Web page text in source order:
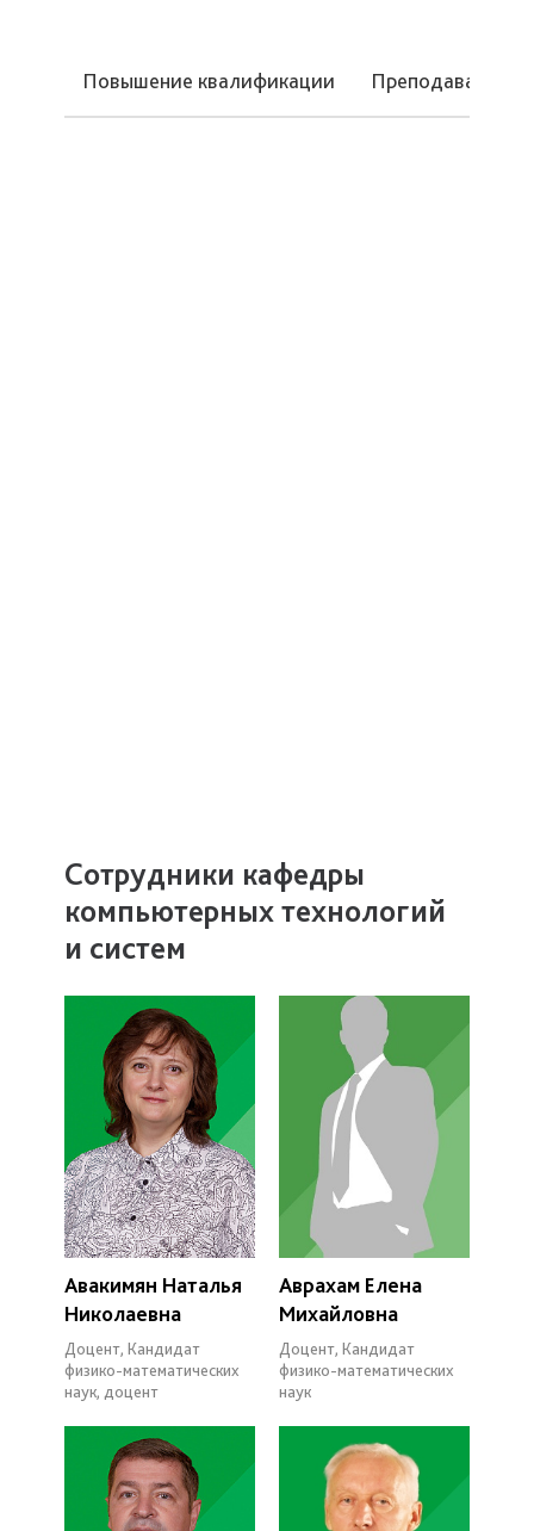
Повышение квалификации Преподаваемые
Сотрудники кафедры
компьютерных технологий
и систем
Авакимян Наталья
Николаевна
Доцент, Кандидат
физико-математических
наук, доцент
Аврахам Елена
Михайловна
Доцент, Кандидат
физико-математических
наук